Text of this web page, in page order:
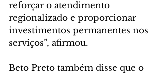
reforçar o atendimento
regionalizado e proporcionar
investimentos permanentes nos
serviços”, afirmou.
Beto Preto também disse que o